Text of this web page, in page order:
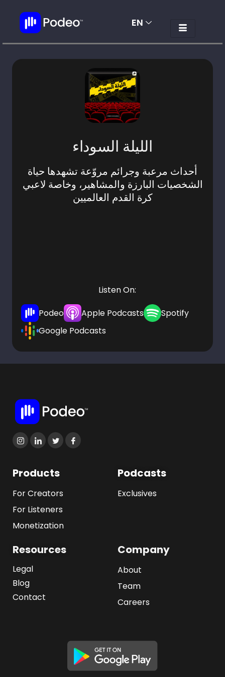
EN
AR
الليلة السوداء
أحداث مرعبة وجرائم مروّعة تشهدها حياة
الشخصيات البارزة والمشاهير، وخاصة لاعبي
كرة القدم العالميين
Listen On:
Podeo
Apple Podcasts
Spotify
Google Podcasts
Products
For Creators
For Listeners
Monetization
Podcasts
Exclusives
Resources
Legal
Blog
Contact
Company
About
Team
Careers